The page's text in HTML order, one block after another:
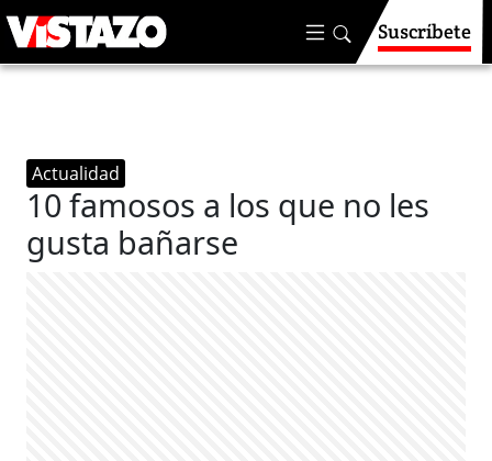
Suscríbete
Actualidad
10 famosos a los que no les
gusta bañarse